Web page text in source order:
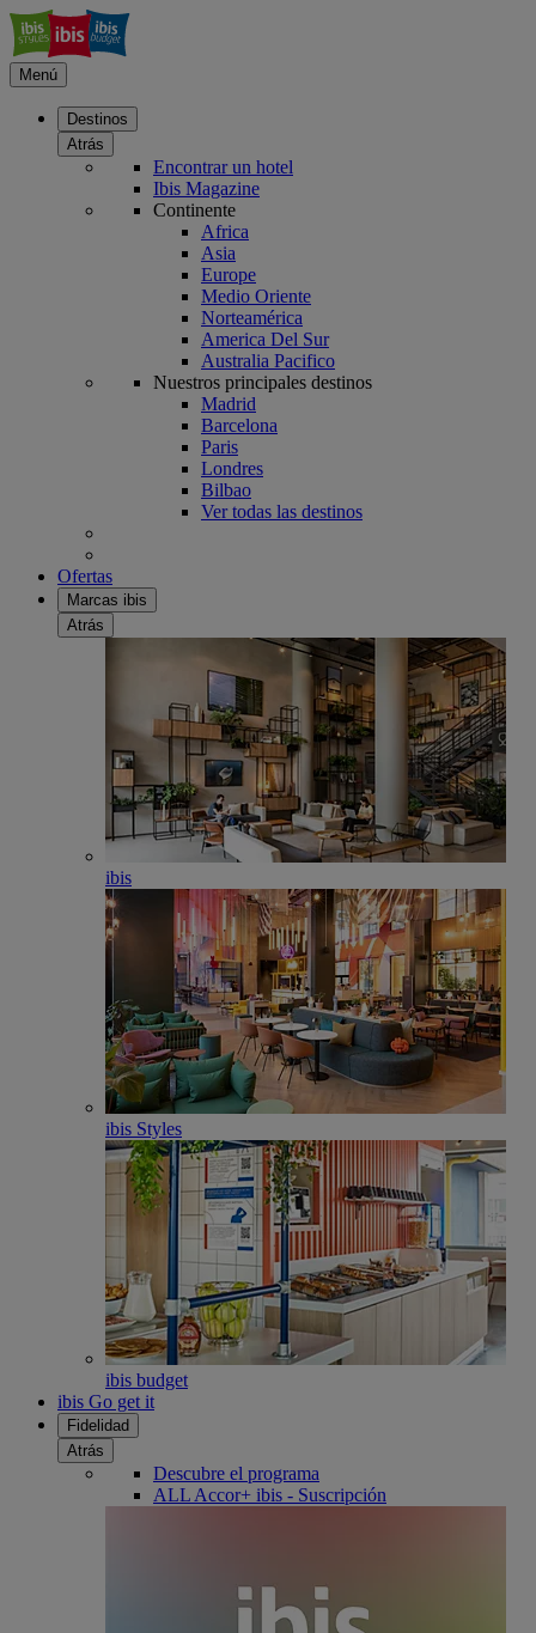
Menú
Destinos
Atrás
Encontrar un hotel
Ibis Magazine
Continente
Africa
Asia
Europe
Medio Oriente
Norteamérica
America Del Sur
Australia Pacifico
Nuestros principales destinos
Madrid
Barcelona
Paris
Londres
Bilbao
Ver todas las destinos
Ofertas
Marcas ibis
Atrás
ibis
ibis Styles
ibis budget
ibis Go get it
Fidelidad
Atrás
Descubre el programa
ALL Accor+ ibis - Suscripción